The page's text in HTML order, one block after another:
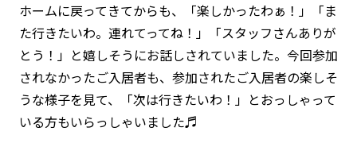
ホームに戻ってきてからも、「楽しかったわぁ！」「ま
た行きたいわ。連れてってね！」「スタッフさんありが
とう！」と嬉しそうにお話しされていました。今回参加
されなかったご入居者も、参加されたご入居者の楽しそ
うな様子を見て、「次は行きたいわ！」とおっしゃって
いる方もいらっしゃいました♬